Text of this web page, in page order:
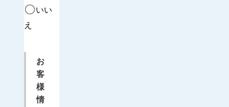
いい
え
お
客
様
情